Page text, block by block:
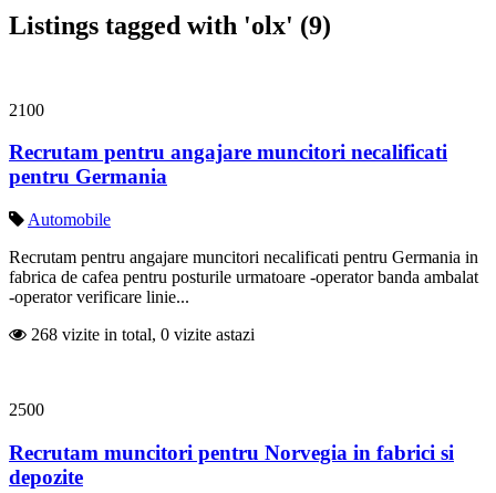
Listings tagged with 'olx' (9)
2100
Recrutam pentru angajare muncitori necalificati
pentru Germania
Automobile
Recrutam pentru angajare muncitori necalificati pentru Germania in
fabrica de cafea pentru posturile urmatoare -operator banda ambalat
-operator verificare linie...
268 vizite in total, 0 vizite astazi
2500
Recrutam muncitori pentru Norvegia in fabrici si
depozite